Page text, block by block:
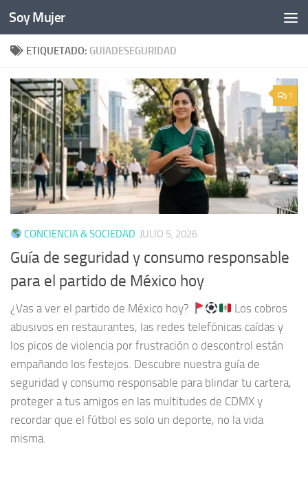
Bajo el contenido
Soy Mujer
ETIQUETADO: GUIADESEGURIDAD
1
CONCIENCIA & SOCIEDAD JULIO 5, 2026
Guía de seguridad y consumo responsable
para el partido de México hoy
¿Vas a ver el partido de México hoy?
Los cobros
abusivos en restaurantes, las redes telefónicas caídas y
los picos de violencia por frustración o descontrol están
empañando los festejos. Descubre nuestra guía de
seguridad y consumo responsable para blindar tu cartera,
proteger a tus amigos en las multitudes de CDMX y
recordar que el fútbol es solo un deporte, no la vida
misma.